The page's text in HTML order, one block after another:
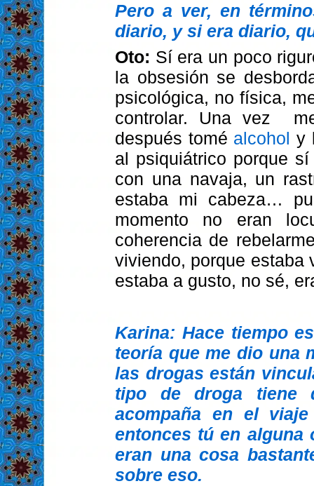
Pero a ver, en
diario, y si era diario,
Oto: Sí era un poco
la obsesión se
psicológica, no física,
controlar. Una vez
después tomé alcohol y
al psiquiátrico porque
con una navaja, un
estaba mi cabeza…
momento no eran
coherencia de
viviendo, porque estaba
estaba a gusto, no sé,
Karina: Hace tiempo
teoría que me dio una
las drogas están
tipo de droga tiene
acompaña en el
entonces tú en alguna
eran una cosa
sobre eso.